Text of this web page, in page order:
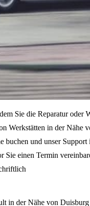
Sie die Reparatur oder
Werkstätten in der Nähe
buchen und unser
Sie einen Termin
in der Nähe von Duisburg